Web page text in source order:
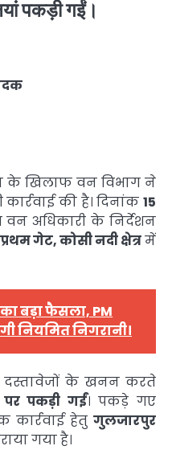
पकड़ी गईं।
के खिलाफ वन विभाग ने
की है। दिनांक 15
वन अधिकारी के निर्देशन
गेट, कोसी नदी क्षेत्रमें
बड़ा फैसला, PM
नियमित निगरानी।
दस्तावेजों के खनन करते
पर पकड़ी गईं। पकड़े गए
हेतु गुलजारपुर
गया है।